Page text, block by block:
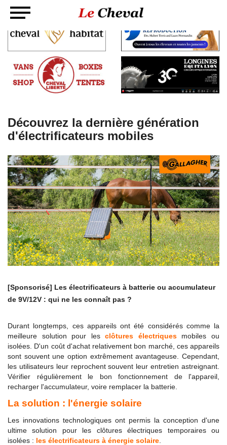
Découvrez la dernière génération
d'électrificateurs mobiles
[Sponsorisé] Les électrificateurs à batterie ou accumulateur
de 9V/12V : qui ne les connaît pas ?
Durant longtemps, ces appareils ont été considérés comme la
meilleure solution pour lesclôtures électriquesmobiles ou
isolées. D'un coût d'achat relativement bon marché, ces appareils
sont souvent une option extrêmement avantageuse. Cependant,
les utilisateurs leur reprochent souvent leur entretien astreignant.
Vérifier régulièrement le bon fonctionnement de l'appareil,
recharger l'accumulateur, voire remplacer la batterie.
La solution : l'énergie solaire
Les innovations technologiques ont permis la conception d'une
ultime solution pour les clôtures électriques temporaires ou
isolées : les électrificateurs à énergie solaire